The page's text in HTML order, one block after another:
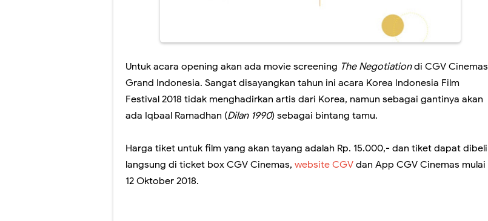
Untuk acara opening akan ada movie screening The Negotiationdi CGV Cinemas
Grand Indonesia. Sangat disayangkan tahun ini acara Korea Indonesia Film
Festival 2018 tidak menghadirkan artis dari Korea, namun sebagai gantinya akan
ada Iqbaal Ramadhan (Dilan 1990) sebagai bintang tamu.
Harga tiket untuk film yang akan tayang adalah Rp. 15.000,- dan tiket dapat dibeli
langsung di ticket box CGV Cinemas, website CGV dan App CGV Cinemas mulai
12 Oktober 2018.